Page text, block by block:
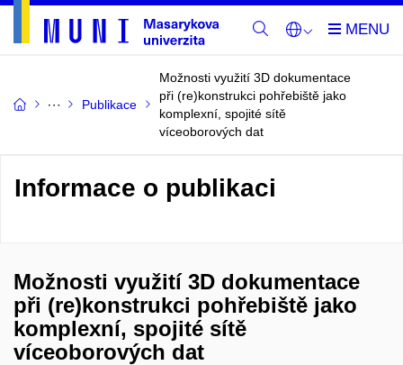
Publikace
Možnosti využití 3D dokumentace
při (re)konstrukci pohřebiště jako
komplexní, spojité sítě
víceoborových dat
Informace o publikaci
Možnosti využití 3D dokumentace
při (re)konstrukci pohřebiště jako
komplexní, spojité sítě
víceoborových dat